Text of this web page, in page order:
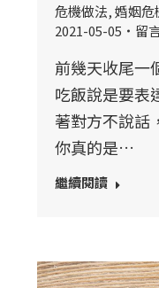
危機做法,婚姻危
2021-05-05
留
前幾天收尾一
吃飯說是要表
著對方不說話
你真的是…
繼續閱讀